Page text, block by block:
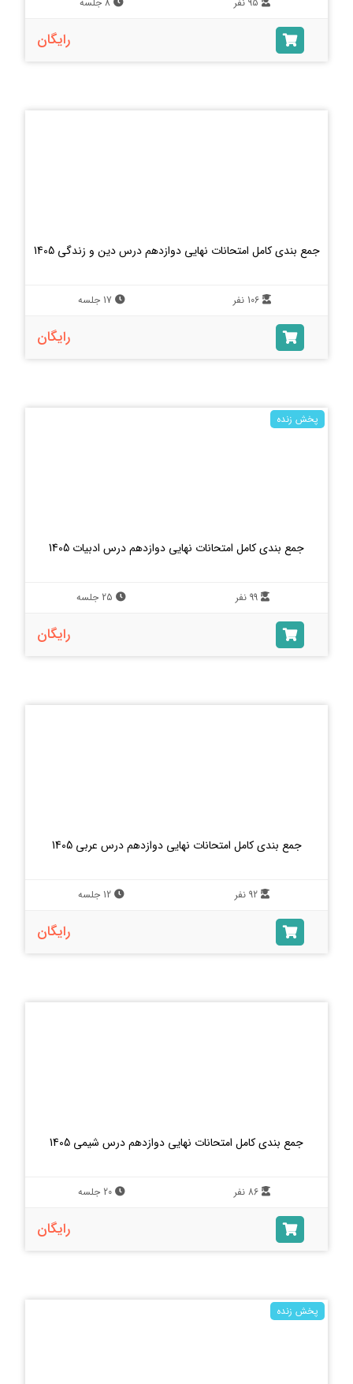
رایگان
جمع بندی کامل امتحانات نهایی دوازدهم درس دین و زندگی 1405
106 نفر 17 جلسه
رایگان
جمع بندی کامل امتحانات نهایی دوازدهم درس ادبیات 1405
پخش زنده
99 نفر 25 جلسه
رایگان
جمع بندی کامل امتحانات نهایی دوازدهم درس عربی 1405
92 نفر 12 جلسه
رایگان
جمع بندی کامل امتحانات نهایی دوازدهم درس شیمی 1405
86 نفر 20 جلسه
رایگان
پخش زنده